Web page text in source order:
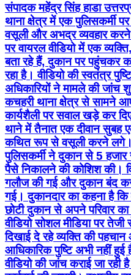
संपादक महेंद्र सिंह हाडा
थाना क्षेत्र में एक पुलिसकर्मी
वसूली और अभद्र व्यवहार
पर वायरल वीडियो में एक
बता रहे हैं, दुकान पर पहुंचकर
रहा है। वीडियो की स्वतंत्र
अधिकारियों ने मामले की जांच
कचहरी थाना क्षेत्र से सामने
कार्यशैली पर सवाल खड़े कर
थाने में तैनात एक दीवान सुबह
कथित रूप से वसूली करने लगे।
पुलिसकर्मी ने दुकान से 5
पैसे निकालने की कोशिश की।
गलौज की गई और दुकान बंद
गई। दुकानदार का कहना है
छोटी दुकान से अपने परिवार
वीडियो सोशल मीडिया पर तेजी
दिखाई दे रहे व्यक्ति की
आधिकारिक पुष्टि अभी नहीं
वीडियो की जांच कराई जा